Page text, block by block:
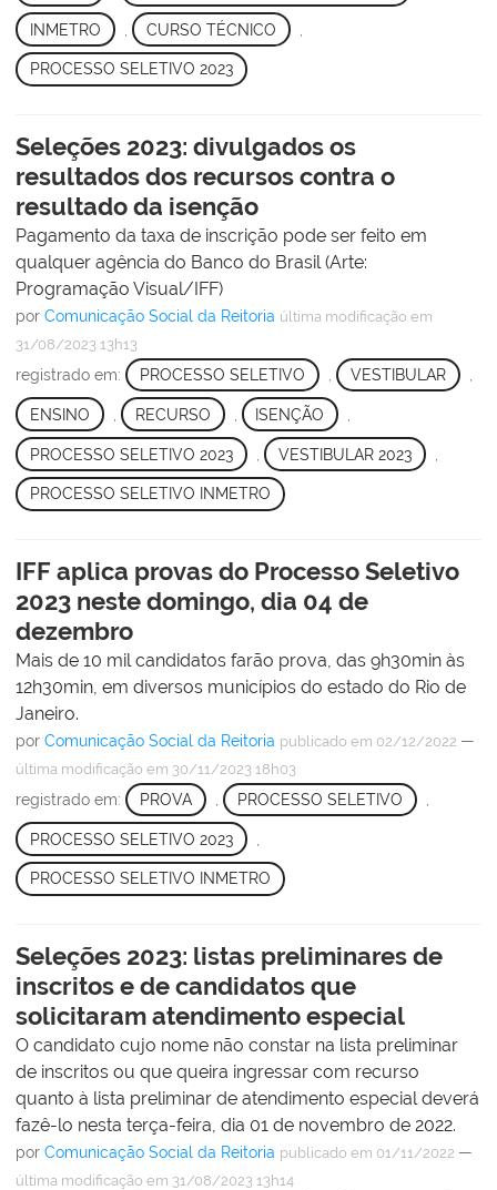
INMETRO CURSO TÉCNICO
PROCESSO SELETIVO 2023
Seleções 2023: divulgados os
resultados dos recursos contra o
resultado da isenção
Pagamento da taxa de inscrição pode ser feito em
qualquer agência do Banco do Brasil (Arte:
Programação Visual/IFF)
por Comunicação Social da Reitoria última modificação em
31/08/2023 13h13
registrado em: PROCESSO SELETIVO VESTIBULAR
ENSINO RECURSO ISENÇÃO
PROCESSO SELETIVO 2023 VESTIBULAR 2023
PROCESSO SELETIVO INMETRO
IFF aplica provas do Processo Seletivo
2023 neste domingo, dia 04 de
dezembro
Mais de 10 mil candidatos farão prova, das 9h30min às
12h30min, em diversos municípios do estado do Rio de
Janeiro.
por Comunicação Social da Reitoria publicado em 02/12/2022 —
última modificação em 30/11/2023 18h03
registrado em: PROVA PROCESSO SELETIVO
PROCESSO SELETIVO 2023
PROCESSO SELETIVO INMETRO
Seleções 2023: listas preliminares de
inscritos e de candidatos que
solicitaram atendimento especial
O candidato cujo nome não constar na lista preliminar
de inscritos ou que queira ingressar com recurso
quanto à lista preliminar de atendimento especial deverá
fazê-lo nesta terça-feira, dia 01 de novembro de 2022.
por Comunicação Social da Reitoria publicado em 01/11/2022 —
última modificação em 31/08/2023 13h14